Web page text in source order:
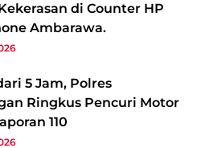
di Counter HP
Ambarawa.
5 Jam, Polres
Ringkus Pencuri Motor
110